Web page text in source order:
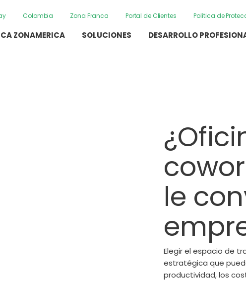
Colombia Zona Franca Portal de Clientes Política de
ZONAMERICA SOLUCIONES DESARROLLO
le
Elegir el espacio de
estratégica que
productividad, los